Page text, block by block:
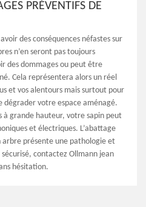
PRÉVENTIFS DE
des conséquences néfastes sur
n’en seront pas toujours
des dommages ou peut être
Cela représentera alors un réel
et vos alentours mais surtout pour
votre espace aménagé.
à grande hauteur, votre sapin peut
et électriques. L’abattage
arbre présente une pathologie et
contactez Ollmann jean
hésitation.